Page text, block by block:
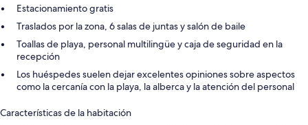
Estacionamiento gratis
Traslados por la zona, 6 salas de juntas y salón de baile
Toallas de playa, personal multilingüe y caja de seguridad en la
recepción
Los huéspedes suelen dejar excelentes opiniones sobre aspectos
como la cercanía con la playa, la alberca y la atención del personal
Características de la habitación